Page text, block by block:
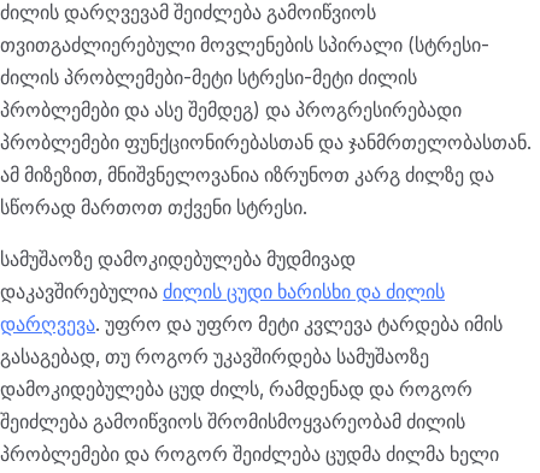
ძილის დარღვევამ შეიძლება გამოიწვიოს
თვითგაძლიერებული მოვლენების სპირალი (სტრესი-
ძილის პრობლემები-მეტი სტრესი-მეტი ძილის
პრობლემები და ასე შემდეგ) და პროგრესირებადი
პრობლემები ფუნქციონირებასთან და ჯანმრთელობასთან.
ამ მიზეზით, მნიშვნელოვანია იზრუნოთ კარგ ძილზე და
სწორად მართოთ თქვენი სტრესი.
სამუშაოზე დამოკიდებულება მუდმივად
დაკავშირებულია ძილის ცუდი ხარისხი და ძილის
დარღვევა. უფრო და უფრო მეტი კვლევა ტარდება იმის
გასაგებად, თუ როგორ უკავშირდება სამუშაოზე
დამოკიდებულება ცუდ ძილს, რამდენად და როგორ
შეიძლება გამოიწვიოს შრომისმოყვარეობამ ძილის
პრობლემები და როგორ შეიძლება ცუდმა ძილმა ხელი